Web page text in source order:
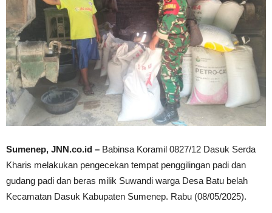
Sumenep, JNN.co.id – Babinsa Koramil 0827/12 Dasuk Serda
Kharis melakukan pengecekan tempat penggilingan padi dan
gudang padi dan beras milik Suwandi warga Desa Batu belah
Kecamatan Dasuk Kabupaten Sumenep. Rabu (08/05/2025).